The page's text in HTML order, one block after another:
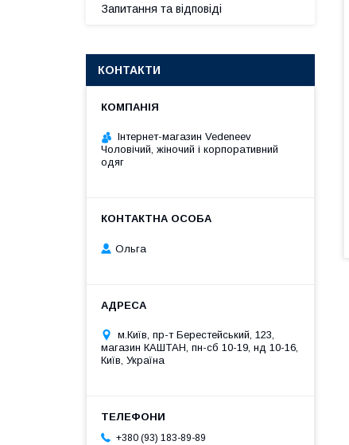
Запитання та відповіді
КОНТАКТИ
Інтернет-магазин Vedeneev
Чоловічий, жіночий і корпоративний
одяг
Ольга
м.Київ, пр-т Берестейський, 123,
магазин КАШТАН, пн-сб 10-19, нд 10-16,
Київ, Україна
+380 (93) 183-89-89